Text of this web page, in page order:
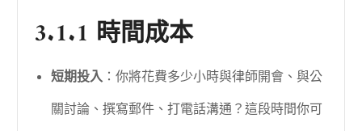
3.1.1 時間成本
短期投入 ：你將花費多少小時與律師開會、與公
關討論、撰寫郵件、打電話溝通？這段時間你可